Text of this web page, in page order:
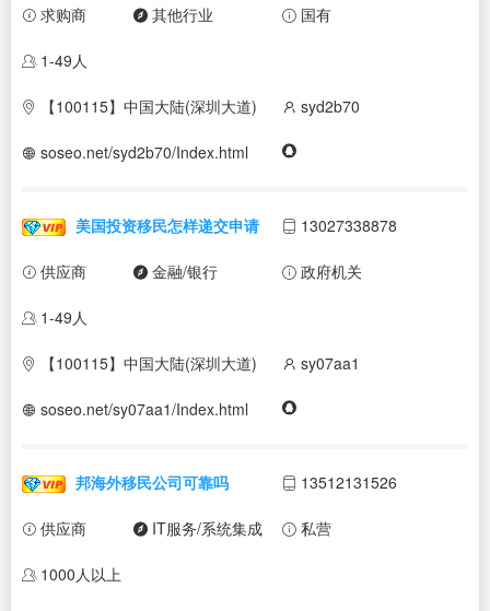
求购商 其他行业 国有
1-49人
【100115】中国大陆(深圳大道) syd2b70
soseo.net/syd2b70/Index.html
美国投资移民怎样递交申请 13027338878
供应商 金融/银行 政府机关
1-49人
【100115】中国大陆(深圳大道) sy07aa1
soseo.net/sy07aa1/Index.html
邦海外移民公司可靠吗 13512131526
供应商 IT服务/系统集成 私营
1000人以上